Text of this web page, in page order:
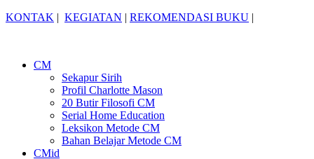
KONTAK | KEGIATAN | REKOMENDASI BUKU |
CM
Sekapur Sirih
Profil Charlotte Mason
20 Butir Filosofi CM
Serial Home Education
Leksikon Metode CM
Bahan Belajar Metode CM
CMid